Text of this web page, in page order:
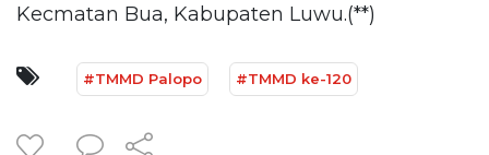
Kecmatan Bua, Kabupaten Luwu.(**)
#TMMD Palopo #TMMD ke-120